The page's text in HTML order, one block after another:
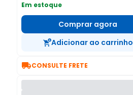
Em estoque
Comprar agora
Adicionar ao carrinho
CONSULTE FRETE